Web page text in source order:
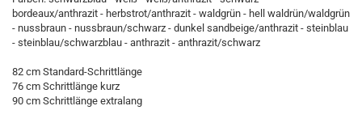
bordeaux/anthrazit - herbstrot/anthrazit - waldgrün - hell waldrün/waldgrün
- nussbraun - nussbraun/schwarz - dunkel sandbeige/anthrazit - steinblau
- steinblau/schwarzblau - anthrazit - anthrazit/schwarz
82 cm Standard-Schrittlänge
76 cm Schrittlänge kurz
90 cm Schrittlänge extralang